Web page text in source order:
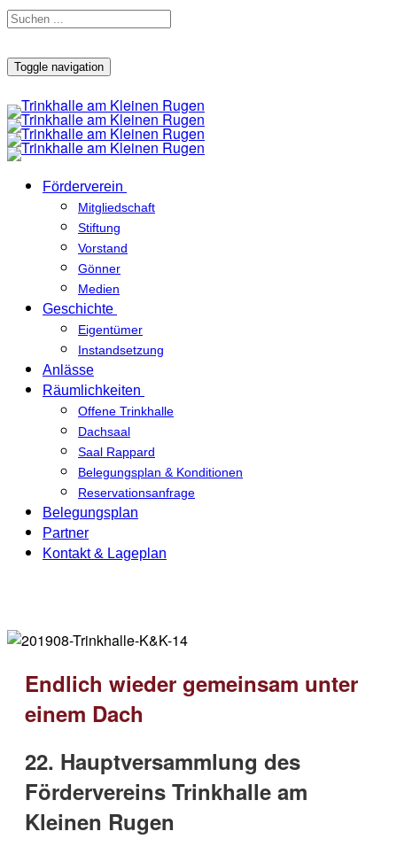
Toggle navigation
Förderverein
Mitgliedschaft
Stiftung
Vorstand
Gönner
Medien
Geschichte
Eigentümer
Instandsetzung
Anlässe
Räumlichkeiten
Offene Trinkhalle
Dachsaal
Saal Rappard
Belegungsplan & Konditionen
Reservationsanfrage
Belegungsplan
Partner
Kontakt & Lageplan
Endlich wieder gemeinsam unter
einem Dach
22. Hauptversammlung des
Fördervereins Trinkhalle am
Kleinen Rugen